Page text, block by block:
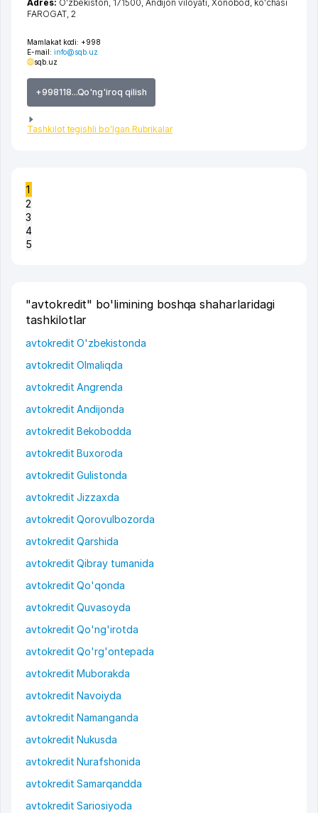
Mamlakat kodi: +998
E-mail: info@sqb.uz
sqb.uz
+998118...Qo'ng'iroq qilish
Tashkilot tegishli bo'lgan Rubrikalar
Adres: O'zbekiston, 171500, Andijon viloyati, Xonobod, ko'chasi
FAROGAT, 2
1
2
3
4
5
"avtokredit" bo'limining boshqa shaharlaridagi
tashkilotlar
avtokredit O'zbekistonda
avtokredit Olmaliqda
avtokredit Angrenda
avtokredit Andijonda
avtokredit Bekobodda
avtokredit Buxoroda
avtokredit Gulistonda
avtokredit Jizzaxda
avtokredit Qorovulbozorda
avtokredit Qarshida
avtokredit Qibray tumanida
avtokredit Qo'qonda
avtokredit Quvasoyda
avtokredit Qo'ng'irotda
avtokredit Qo'rg'ontepada
avtokredit Muborakda
avtokredit Navoiyda
avtokredit Namanganda
avtokredit Nukusda
avtokredit Nurafshonida
avtokredit Samarqandda
avtokredit Sariosiyoda